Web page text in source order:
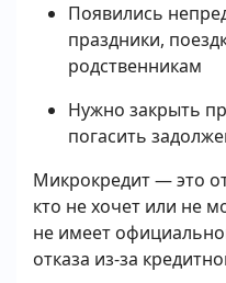
Появились
праздники,
родственникам
Нужно закрыть
погасить
Микрокредит — это
кто не хочет или не
не имеет
отказа из-за